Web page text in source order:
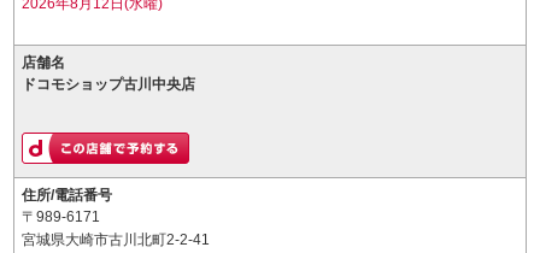
2026年8月12日(水曜)
店舗名
ドコモショップ古川中央店
住所/電話番号
〒989-6171
宮城県大崎市古川北町2-2-41